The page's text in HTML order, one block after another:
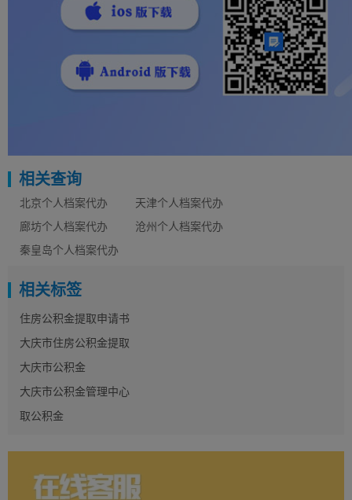
相关查询
北京个人档案代办
天津个人档案代办
廊坊个人档案代办
沧州个人档案代办
秦皇岛个人档案代办
相关标签
住房公积金提取申请书
大庆市住房公积金提取
大庆市公积金
大庆市公积金管理中心
取公积金